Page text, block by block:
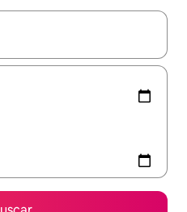
disponibles, podrás navegar